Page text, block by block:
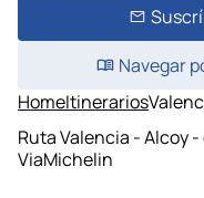
Navegar
HomeItinerarios
Ruta Valencia - Alcoy
ViaMichelin